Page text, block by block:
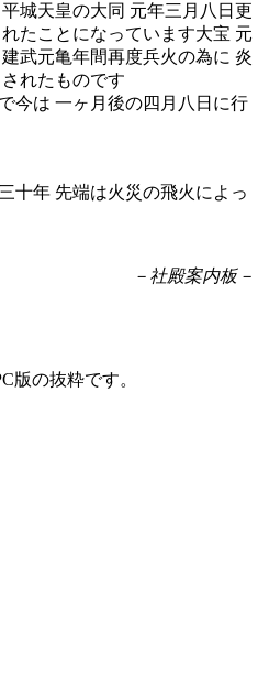
城天皇の大同 元年三月八日更
たことになっています大宝 元
武元亀年間再度兵火の為に 炎
れたものです
今は 一ヶ月後の四月八日に行
十年 先端は火災の飛火によっ
－社殿案内板－
版の抜粋です。